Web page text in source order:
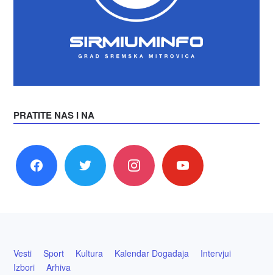
PRATITE NAS I NA
facebook twitter instagram youtube
Vesti Sport Kultura Kalendar Događaja
Intervjui
Izbori
Arhiva